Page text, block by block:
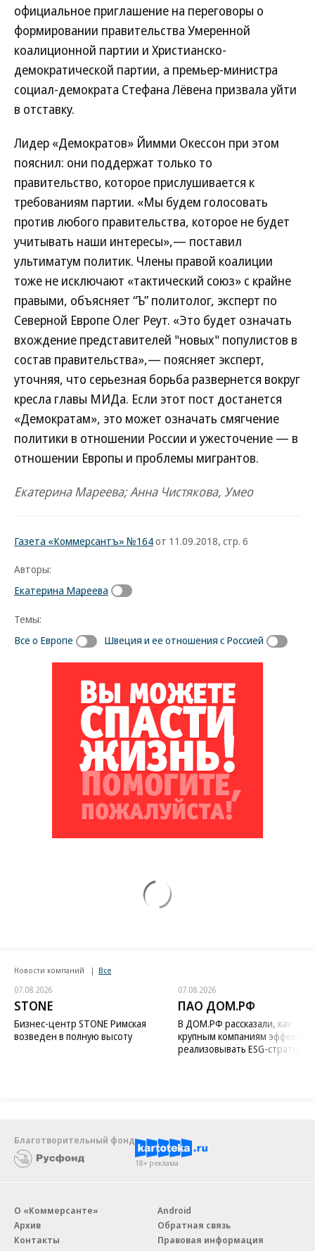
официальное приглашение на переговоры о
формировании правительства Умеренной
коалиционной партии и Христианско-
демократической партии, а премьер-министра
социал-демократа Стефана Лёвена призвала уйти
в отставку.
Лидер «Демократов» Йимми Окессон при этом
пояснил: они поддержат только то
правительство, которое прислушивается к
требованиям партии. «Мы будем голосовать
против любого правительства, которое не будет
учитывать наши интересы»,— поставил
ультиматум политик. Члены правой коалиции
тоже не исключают «тактический союз» с крайне
правыми, объясняет “Ъ” политолог, эксперт по
Северной Европе Олег Реут. «Это будет означать
вхождение представителей "новых" популистов в
состав правительства»,— поясняет эксперт,
уточняя, что серьезная борьба развернется вокруг
кресла главы МИДа. Если этот пост достанется
«Демократам», это может означать смягчение
политики в отношении России и ужесточение — в
отношении Европы и проблемы мигрантов.
Екатерина Мареева; Анна Чистякова, Умео
Газета «Коммерсантъ» №164от 11.09.2018, стр. 6
Авторы:
Екатерина Мареева
Темы:
Все о Европе
Швеция и ее отношения с Россией
Новости компаний Все
07.08.2026
STONE
Бизнес-центр STONE Римская
возведен в полную высоту
07.08.2026
ПАО ДОМ.РФ
В ДОМ.РФ рассказали, как
крупным компаниям
реализовывать ESG-стратегию
Благотворительный фонд
18+ реклама
О «Коммерсанте»
Архив
Контакты
Android
Обратная связь
Правовая информация